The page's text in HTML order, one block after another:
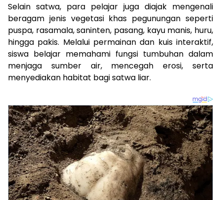
Selain satwa, para pelajar juga diajak mengenali
beragam jenis vegetasi khas pegunungan seperti
puspa, rasamala, saninten, pasang, kayu manis, huru,
hingga pakis. Melalui permainan dan kuis interaktif,
siswa belajar memahami fungsi tumbuhan dalam
menjaga sumber air, mencegah erosi, serta
menyediakan habitat bagi satwa liar.